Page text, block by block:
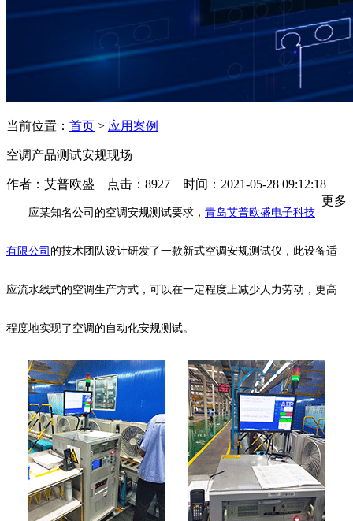
当前位置： 首页 > 应用案例
空调产品测试安规现场
作者：艾普欧盛 点击：8927 时间：2021-05-28 09:12:18
更多
应某知名公司的空调安规测试要求， 青岛艾普欧盛电子科技
有限公司 的技术团队设计研发了一款新式空调安规测试仪，此设备适
应流水线式的空调生产方式，可以在一定程度上减少人力劳动，更高
程度地实现了空调的自动化安规测试。